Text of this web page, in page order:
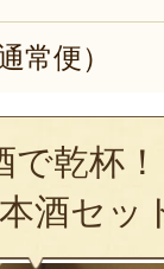
常便）
乾杯
酒セッ